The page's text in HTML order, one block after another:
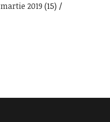
martie 2019 (15)